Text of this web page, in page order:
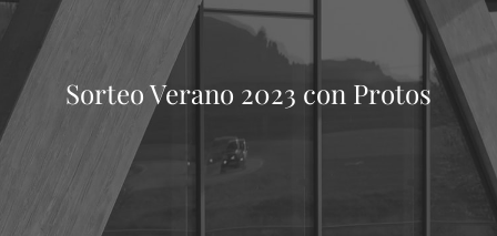
Sorteo Verano 2023 con Protos